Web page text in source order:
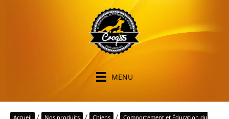
MENU
Accueil / Nos produits / Chiens /
Comportement et Éducation du